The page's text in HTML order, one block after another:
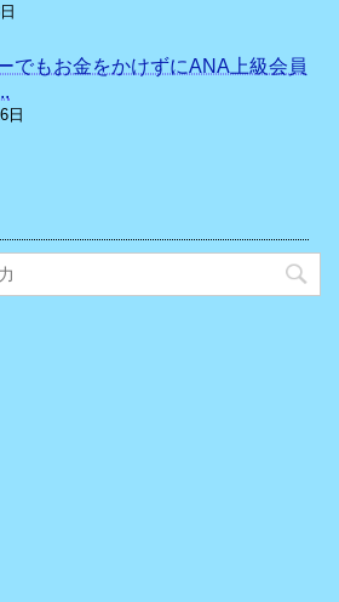
でもお金をかけずにANA上級会員
日